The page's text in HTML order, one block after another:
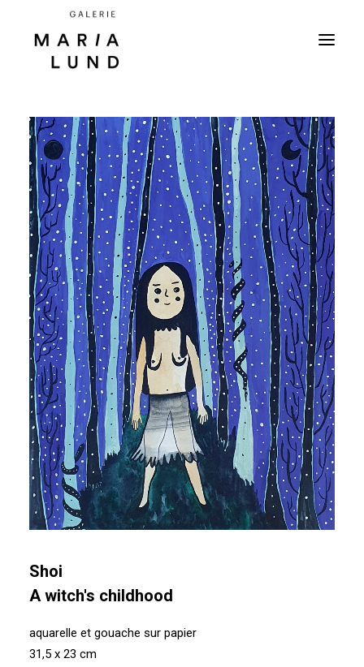
Shoi
A witch's childhood
aquarelle et gouache sur papier
31,5 x 23 cm